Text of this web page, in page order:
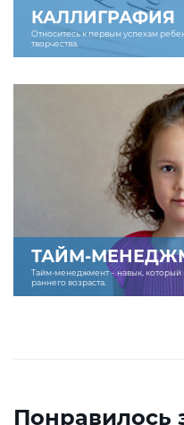
КАЛЛИГРАФИЯ
Относитесь к первым успехам
творчества.
ТАЙМ-
Тайм-менеджмент – навык, который
раннего возраста.
Понравилось